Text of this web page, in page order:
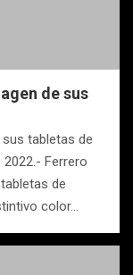
de sus
tabletas de
Ferrero
de
color…